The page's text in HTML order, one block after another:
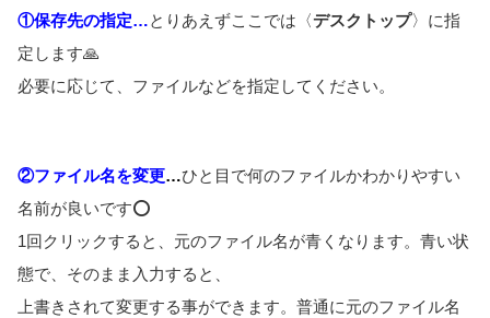
①保存先の指定…とりあえずここでは〈デスクトップ〉に指
定します🙏
必要に応じて、ファイルなどを指定してください。
②ファイル名を変更​…ひと目で何のファイルかわかりやすい
名前が良いです⭕️
1回クリックすると、元のファイル名が青くなります。青い状
態で、そのまま入力すると、
上書きされて変更する事ができます。普通に元のファイル名